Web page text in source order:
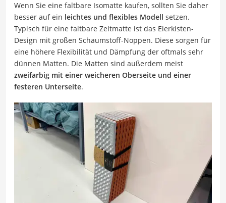
Wenn Sie eine faltbare Isomatte kaufen, sollten Sie daher
besser auf ein leichtes und flexibles Modell setzen.
Typisch für eine faltbare Zeltmatte ist das Eierkisten-
Design mit großen Schaumstoff-Noppen. Diese sorgen für
eine höhere Flexibilität und Dämpfung der oftmals sehr
dünnen Matten. Die Matten sind außerdem meist
zweifarbig mit einer weicheren Oberseite und einer
festeren Unterseite.